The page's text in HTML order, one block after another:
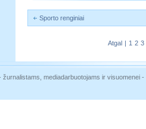
Sporto renginiai
Atgal | 1 2 3
žurnalistams, mediadarbuotojams ir visuomenei